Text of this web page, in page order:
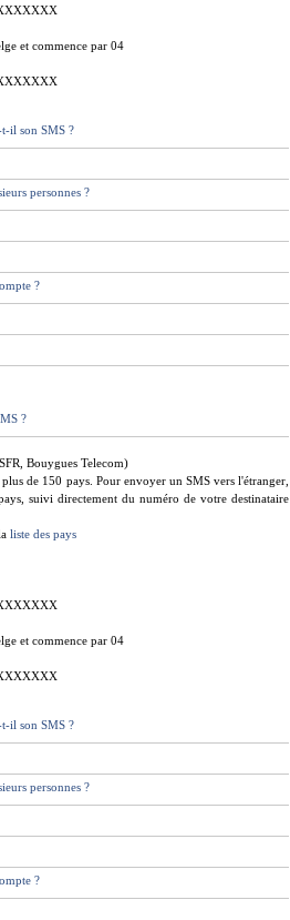
et commence par 04
il son SMS ?
personnes ?
?
?
Bouygues Telecom)
plus de 150 pays. Pour envoyer un SMS vers l'étranger,
suivi directement du numéro de votre destinataire
liste des pays
et commence par 04
il son SMS ?
personnes ?
?